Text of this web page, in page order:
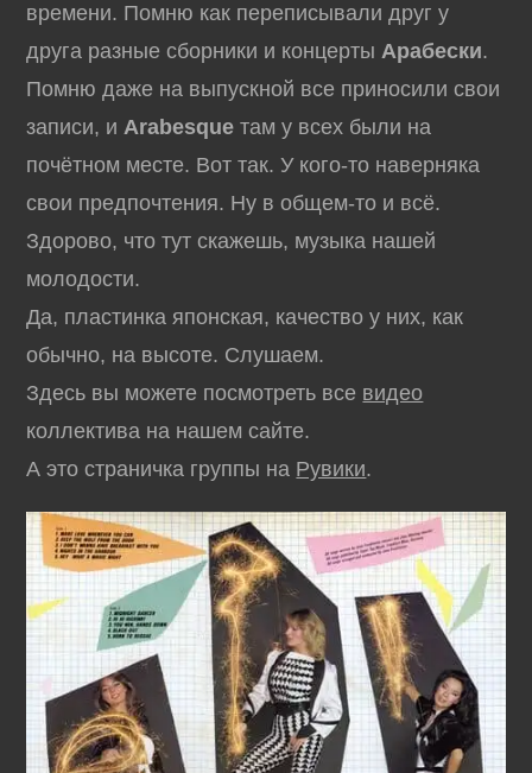
времени. Помню как переписывали друг у
друга разные сборники и концертыАрабески.
Помню даже на выпускной все приносили свои
записи, иArabesque там у всех были на
почётном месте. Вот так. У кого-то наверняка
свои предпочтения. Ну в общем-то и всё.
Здорово, что тут скажешь, музыка нашей
молодости.
Да, пластинка японская, качество у них, как
обычно, на высоте. Слушаем.
Здесь вы можете посмотреть все видео
коллектива на нашем сайте.
А это страничка группы на Рувики.